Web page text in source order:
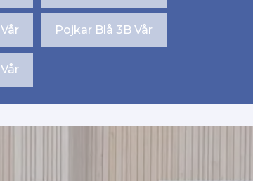
Pojkar Blå 3B Vår